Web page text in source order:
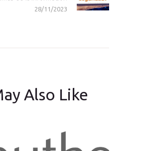
28/11/2023
Also Like